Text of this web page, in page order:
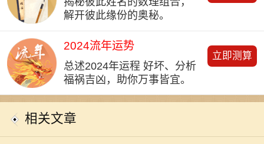
解开彼此缘份的奥秘。
2024流年运势
总述2024年运程 好坏、分析
福祸吉凶，助你万事皆宜。
立即测算
相关文章